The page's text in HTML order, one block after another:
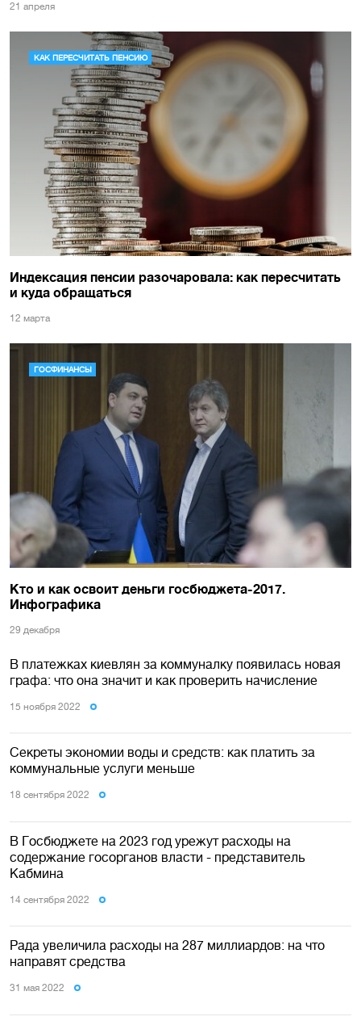
21 апреля
КАК ПЕРЕСЧИТАТЬ ПЕНСИЮ
Индексация пенсии разочаровала: как пересчитать
и куда обращаться
12 марта
ГОСФИНАНСЫ
Кто и как освоит деньги госбюджета-2017.
Инфографика
29 декабря
В платежках киевлян за коммуналку появилась новая
графа: что она значит и как проверить начисление
15 ноября 2022
Секреты экономии воды и средств: как платить за
коммунальные услуги меньше
18 сентября 2022
В Госбюджете на 2023 год урежут расходы на
содержание госорганов власти - представитель
Кабмина
14 сентября 2022
Рада увеличила расходы на 287 миллиардов: на что
направят средства
31 мая 2022